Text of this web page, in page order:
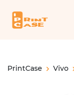
PrintCase Vivo